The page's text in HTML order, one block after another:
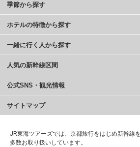
季節から探す
ホテルの特徴から探す
一緒に行く人から探す
人気の新幹線区間
公式SNS・観光情報
サイトマップ
JR東海ツアーズでは、京都旅行をはじめ新幹線
多数お取り扱いしています。